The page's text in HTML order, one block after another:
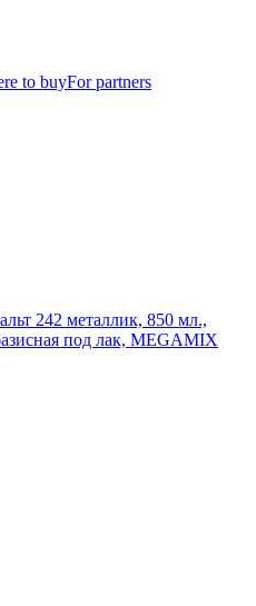
to buyFor partners
242 металлик, 850 мл.,
под лак, MEGAMIX